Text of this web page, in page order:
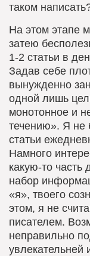
таком
На этом этапе
затею
1-2 статьи в
Задав себе
вынужденно
одной лишь
монотонное и
течению». Я не
статьи
Намного
какую-то
набор
«я», твоего
этом, я не
писателем.
неправильно
увлекательней